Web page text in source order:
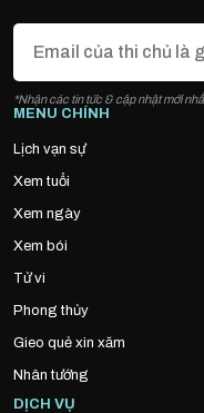
*Nhận các tin tức & cập nhật mới
MENU CHÍNH
Lịch vạn sự
Xem tuổi
Xem ngày
Xem bói
Tử vi
Phong thủy
Gieo quẻ xin xăm
Nhân tướng
DỊCH VỤ